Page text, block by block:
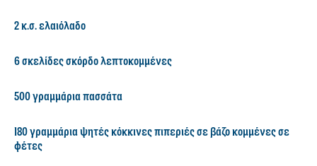
2 κ.σ. ελαιόλαδο
6 σκελίδες σκόρδο λεπτοκομμένες
500 γραμμάρια πασσάτα
180 γραμμάρια ψητές κόκκινες πιπεριές σε βάζο κομμένες σε
φέτες